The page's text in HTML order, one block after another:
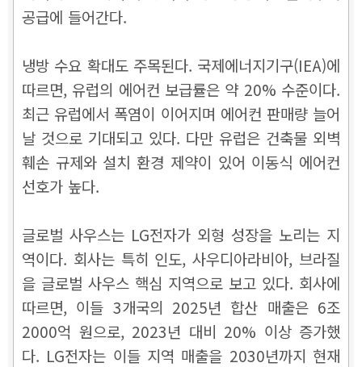
공급에 들어간다.
냉방 수요 확대도 주목된다. 국제에너지기구(IEA)에
따르면, 유럽의 에어컨 보급률은 약 20% 수준이다.
최근 유럽에서 폭염이 이어지며 에어컨 판매량 늘어
날 것으로 기대되고 있다. 다만 유럽은 건축물 외벽
훼손 규제와 설치 환경 제약이 있어 이동식 에어컨
선호가 높다.
글로벌 사우스는 LG전자가 외형 성장을 노리는 지
역이다. 회사는 특히 인도, 사우디아라비아, 브라질
을 글로벌 사우스 핵심 지역으로 보고 있다. 회사에
따르면, 이들 3개국의 2025년 합산 매출은 6조
2000억 원으로, 2023년 대비 20% 이상 증가했
다. LG전자는 이들 지역 매출을 2030년까지 현재